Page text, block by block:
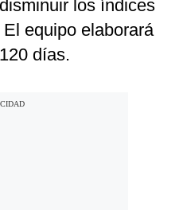
los índices
equipo elaborará
días.